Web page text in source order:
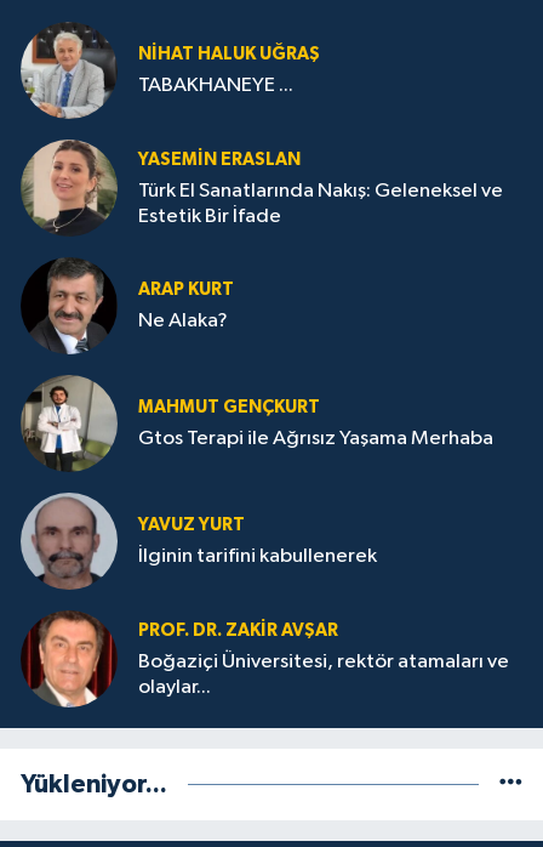
NIHAT HALUK UĞRAŞ
TABAKHANEYE ...
YASEMIN ERASLAN
Türk El Sanatlarında Nakış: Geleneksel ve
Estetik Bir İfade
ARAP KURT
Ne Alaka?
MAHMUT GENÇKURT
Gtos Terapi ile Ağrısız Yaşama Merhaba
YAVUZ YURT
İlginin tarifini kabullenerek
PROF. DR. ZAKIR AVŞAR
Boğaziçi Üniversitesi, rektör atamaları ve
olaylar...
Yükleniyor...